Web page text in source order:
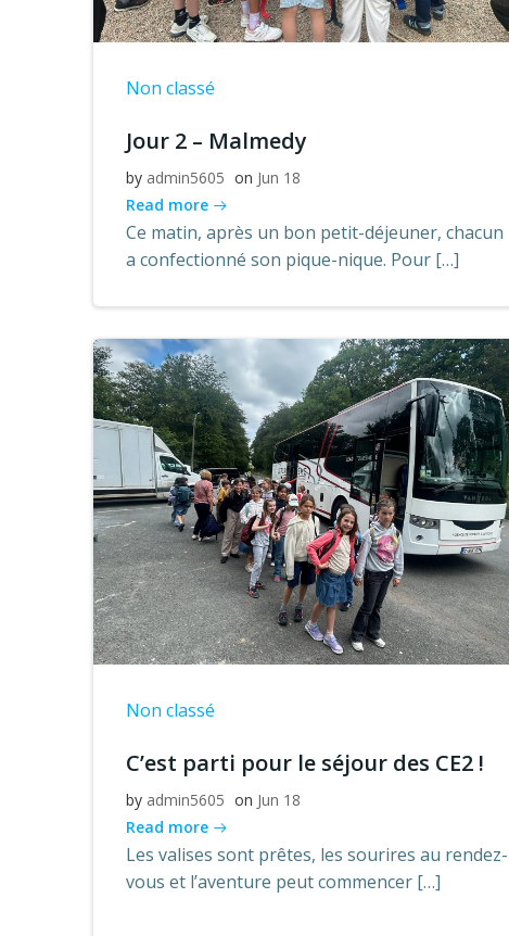
Non classé
Jour 2 – Malmedy
by admin5605 on Jun 18
Read more
Ce matin, après un bon petit-déjeuner, chacun
a confectionné son pique-nique. Pour […]
Non classé
C’est parti pour le séjour des CE2 !
by admin5605 on Jun 18
Read more
Les valises sont prêtes, les sourires au rendez-
vous et l’aventure peut commencer […]